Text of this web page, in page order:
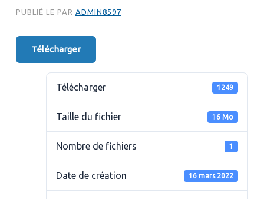
PUBLIÉ LE PAR ADMIN8597
Télécharger
Télécharger 1249
Taille du fichier 16 Mo
Nombre de fichiers 1
Date de création 16 mars 2022